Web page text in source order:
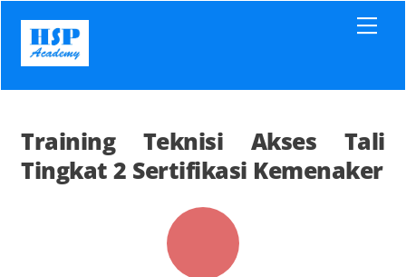
content
Training Teknisi Akses Tali
Tingkat 2 Sertifikasi Kemenaker